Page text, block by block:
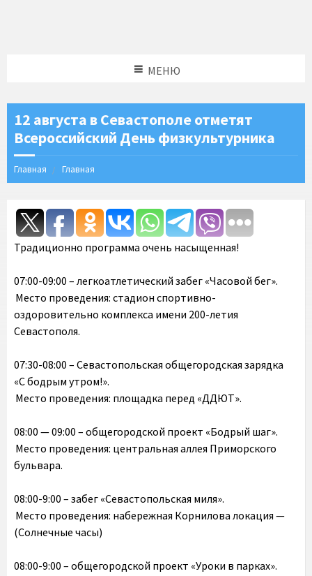
МЕНЮ
12 августа в Севастополе отметят
Всероссийский День физкультурника
Главная Главная
Традиционно программа очень насыщенная!
07:00-09:00 – легкоатлетический забег «Часовой бег».
Место проведения: стадион спортивно-
оздоровительно комплекса имени 200-летия
Севастополя.
07:30-08:00 – Севастопольская общегородская зарядка
«С бодрым утром!».
Место проведения: площадка перед «ДДЮТ».
08:00 — 09:00 – общегородской проект «Бодрый шаг».
Место проведения: центральная аллея Приморского
бульвара.
08:00-9:00 – забег «Севастопольская миля».
Место проведения: набережная Корнилова локация —
(Солнечные часы)
08:00-9:00 – общегородской проект «Уроки в парках».